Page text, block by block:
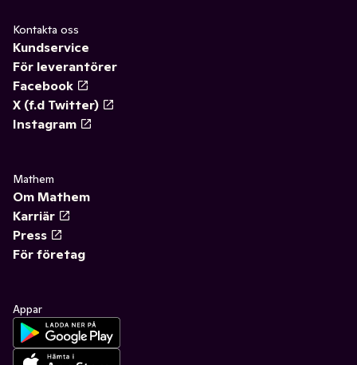
Kontakta oss
Kundservice
För leverantörer
Facebook
X (f.d Twitter)
Instagram
Mathem
Om Mathem
Karriär
Press
För företag
Appar